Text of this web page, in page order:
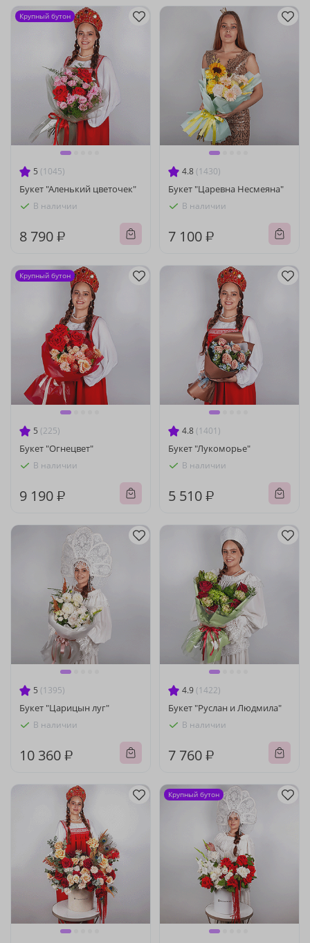
5 (1045)
Букет "Аленький цветочек"
В наличии
8 790 ₽
Крупный бутон
4.8 (1430)
Букет "Царевна Несмеяна"
В наличии
7 100 ₽
5 (225)
Букет "Огнецвет"
В наличии
9 190 ₽
Крупный бутон
4.8 (1401)
Букет "Лукоморье"
В наличии
5 510 ₽
5 (1395)
Букет "Царицын луг"
В наличии
10 360 ₽
4.9 (1422)
Букет "Руслан и Людмила"
В наличии
7 760 ₽
Крупный бутон